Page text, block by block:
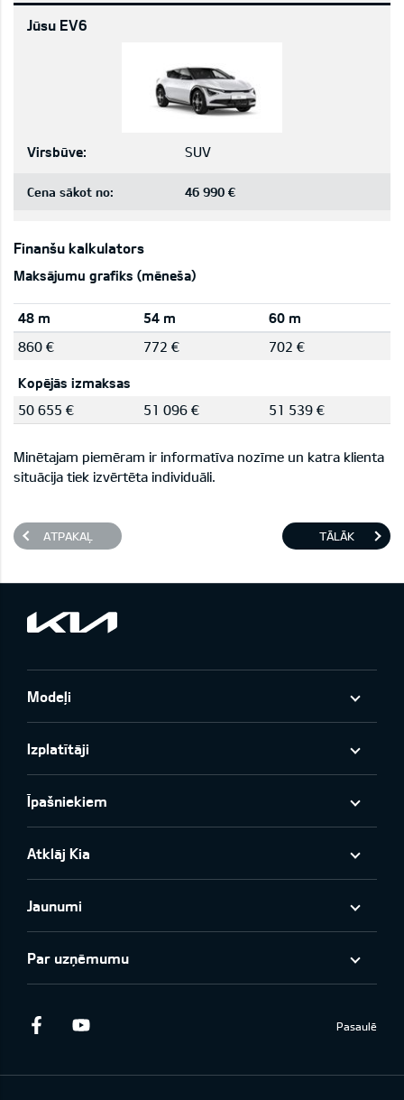
Jūsu EV6
Virsbūve: SUV
Cena sākot no: 46 990 €
Finanšu kalkulators
Maksājumu grafiks (mēneša)
48 m 54 m
60 m
860 €
772 € 702 €
Kopējās izmaksas
50 655 €
51 096 € 51 539 €
Minētajam piemēram ir informatīva nozīme un katra klienta
situācija tiek izvērtēta individuāli.
ATPAKAĻ TĀLĀK
Modeļi
Izplatītāji
Īpašniekiem
Atklāj Kia
Jaunumi
Par uzņēmumu
Facebook Pasaulē